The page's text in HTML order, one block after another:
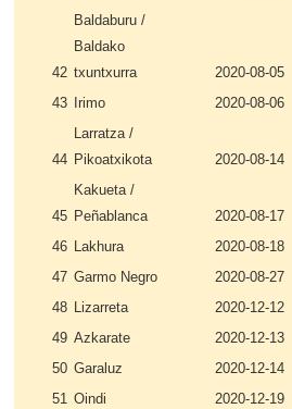
42
Baldaburu /
Baldako
txuntxurra
2020-08-05
43
Irimo 2020-08-06
44
Larratza /
Pikoatxikota
2020-08-14
45
Kakueta /
Peñablanca
2020-08-17
46 Lakhura 2020-08-18
47 Garmo Negro 2020-08-27
48 Lizarreta 2020-12-12
49 Azkarate 2020-12-13
50 Garaluz 2020-12-14
51 Oindi 2020-12-19